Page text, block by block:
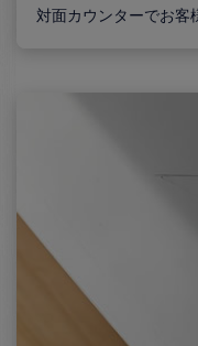
対面カウンターでお客